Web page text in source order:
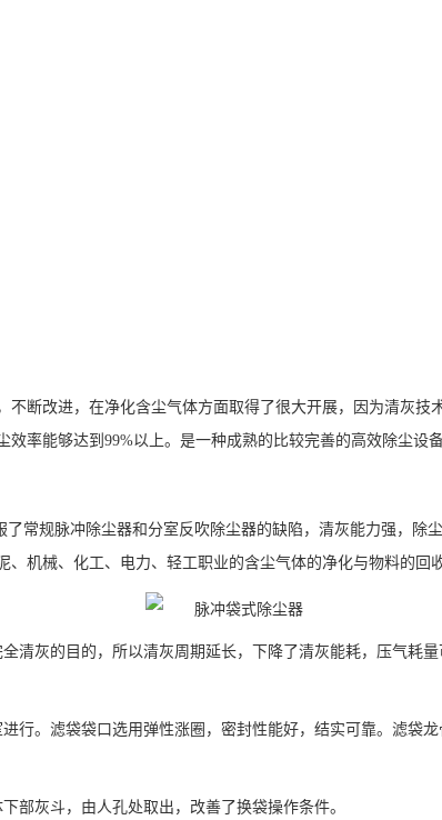
断改进，在净化含尘气体方面取得了很大开展，因为清灰
率能够达到99%以上。是一种成熟的比较完善的高效除尘设备
常规脉冲除尘器和分室反吹除尘器的缺陷，清灰能力强，除
机械、化工、电力、轻工职业的含尘气体的净化与物料的回收
清灰的目的，所以清灰周期延长，下降了清灰能耗，压气耗
行。滤袋袋口选用弹性涨圈，密封性能好，结实可靠。滤袋
部灰斗，由人孔处取出，改善了换袋操作条件。